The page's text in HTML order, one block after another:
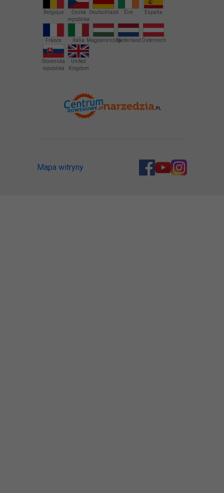
Belgique
Česká
republika
Deutschland Éire España
France Italia MagyarországNederland Österreich
Slovenská
republika
United
Kingdom
Mapa witryny